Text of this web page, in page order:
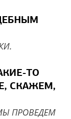
ТО
СКАЖЕМ,
ПРОВЕДЕМ